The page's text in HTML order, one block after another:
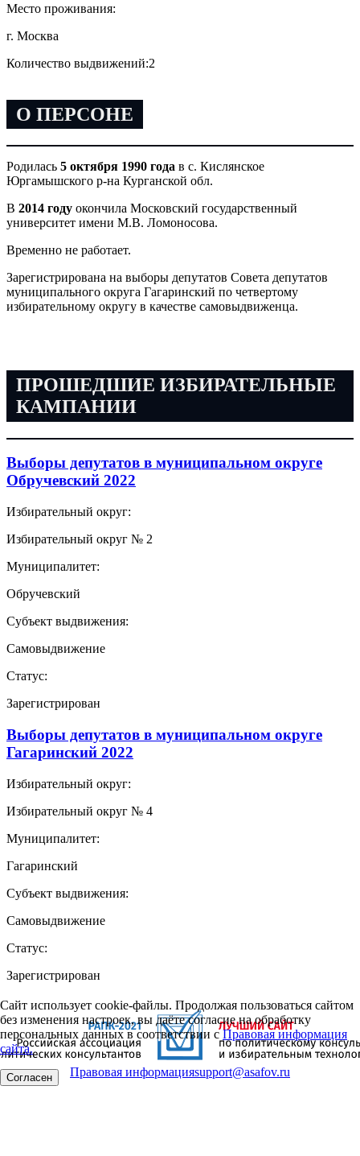
Место проживания:
г. Москва
Количество выдвижений:2
О ПЕРСОНЕ
Родилась 5 октября 1990 года в с. Кислянское
Юргамышского р-на Курганской обл.
В 2014 году окончила Московский государственный
университет имени М.В. Ломоносова.
Временно не работает.
Зарегистрирована на выборы депутатов Совета депутатов
муниципального округа Гагаринский по четвертому
избирательному округу в качестве самовыдвиженца.
ПРОШЕДШИЕ ИЗБИРАТЕЛЬНЫЕ
КАМПАНИИ
Выборы депутатов в муниципальном округе
Обручевский 2022
Избирательный округ:
Избирательный округ № 2
Муниципалитет:
Обручевский
Субъект выдвижения:
Самовыдвижение
Статус:
Зарегистрирован
Выборы депутатов в муниципальном округе
Гагаринский 2022
Избирательный округ:
Избирательный округ № 4
Муниципалитет:
Гагаринский
Субъект выдвижения:
Самовыдвижение
Статус:
Зарегистрирован
Сайт использует cookie-файлы. Продолжая пользоваться сайтом
без изменения настроек, вы даёте согласие на обработку
персональных данных в соответствии сПравовая информация
сайта.
Согласен Правовая информацияsupport@asafov.ru